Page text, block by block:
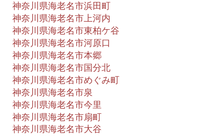
神奈川県海老名市浜田町
神奈川県海老名市上河内
神奈川県海老名市東柏ケ谷
神奈川県海老名市河原口
神奈川県海老名市本郷
神奈川県海老名市国分北
神奈川県海老名市めぐみ町
神奈川県海老名市泉
神奈川県海老名市今里
神奈川県海老名市扇町
神奈川県海老名市大谷